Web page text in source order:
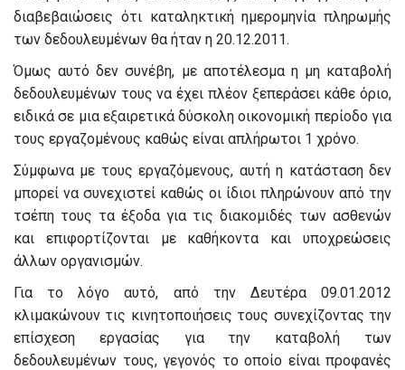
διαβεβαιώσεις ότι καταληκτική ημερομηνία πληρωμής
των δεδουλευμένων θα ήταν η 20.12.2011.
Όμως αυτό δεν συνέβη, με αποτέλεσμα η μη καταβολή
δεδουλευμένων τους να έχει πλέον ξεπεράσει κάθε όριο,
ειδικά σε μια εξαιρετικά δύσκολη οικονομική περίοδο για
τους εργαζομένους καθώς είναι απλήρωτοι 1 χρόνο.
Σύμφωνα με τους εργαζόμενους, αυτή η κατάσταση δεν
μπορεί να συνεχιστεί καθώς οι ίδιοι πληρώνουν από την
τσέπη τους τα έξοδα για τις διακομιδές των ασθενών
και επιφορτίζονται με καθήκοντα και υποχρεώσεις
άλλων οργανισμών.
Για το λόγο αυτό, από την Δευτέρα 09.01.2012
κλιμακώνουν τις κινητοποιήσεις τους συνεχίζοντας την
επίσχεση εργασίας για την καταβολή των
δεδουλευμένων τους, γεγονός το οποίο είναι προφανές